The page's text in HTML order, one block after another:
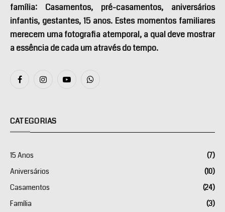
família: Casamentos, pré-casamentos, aniversários
infantis, gestantes, 15 anos. Estes momentos familiares
merecem uma fotografia atemporal, a qual deve mostrar
a essência de cada um através do tempo.
FacebookInstagramYouTubeWhatsApp
CATEGORIAS
15 Anos
(7)
Aniversários
(10)
Casamentos
(24)
Família
(3)